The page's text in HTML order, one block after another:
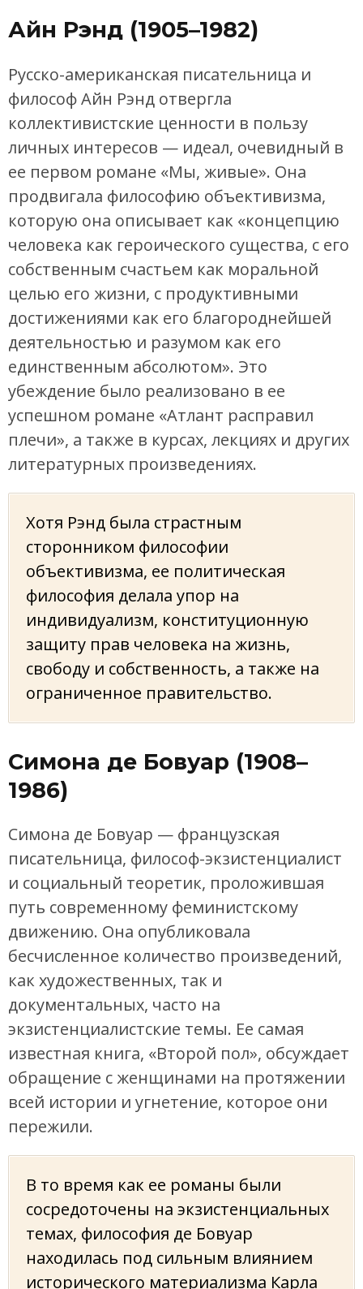
Айн Рэнд (1905–1982)
Русско-американская писательница и
философ Айн Рэнд отвергла
коллективистские ценности в пользу
личных интересов — идеал, очевидный в
ее первом романе «Мы, живые». Она
продвигала философию объективизма,
которую она описывает как «концепцию
человека как героического существа, с его
собственным счастьем как моральной
целью его жизни, с продуктивными
достижениями как его благороднейшей
деятельностью и разумом как его
единственным абсолютом». Это
убеждение было реализовано в ее
успешном романе «Атлант расправил
плечи», а также в курсах, лекциях и других
литературных произведениях.
Хотя Рэнд была страстным
сторонником философии
объективизма, ее политическая
философия делала упор на
индивидуализм, конституционную
защиту прав человека на жизнь,
свободу и собственность, а также на
ограниченное правительство.
Симона де Бовуар (1908–
1986)
Симона де Бовуар — французская
писательница, философ-экзистенциалист
и социальный теоретик, проложившая
путь современному феминистскому
движению. Она опубликовала
бесчисленное количество произведений,
как художественных, так и
документальных, часто на
экзистенциалистские темы. Ее самая
известная книга, «Второй пол», обсуждает
обращение с женщинами на протяжении
всей истории и угнетение, которое они
пережили.
В то время как ее романы были
сосредоточены на экзистенциальных
темах, философия де Бовуар
находилась под сильным влиянием
исторического материализма Карла